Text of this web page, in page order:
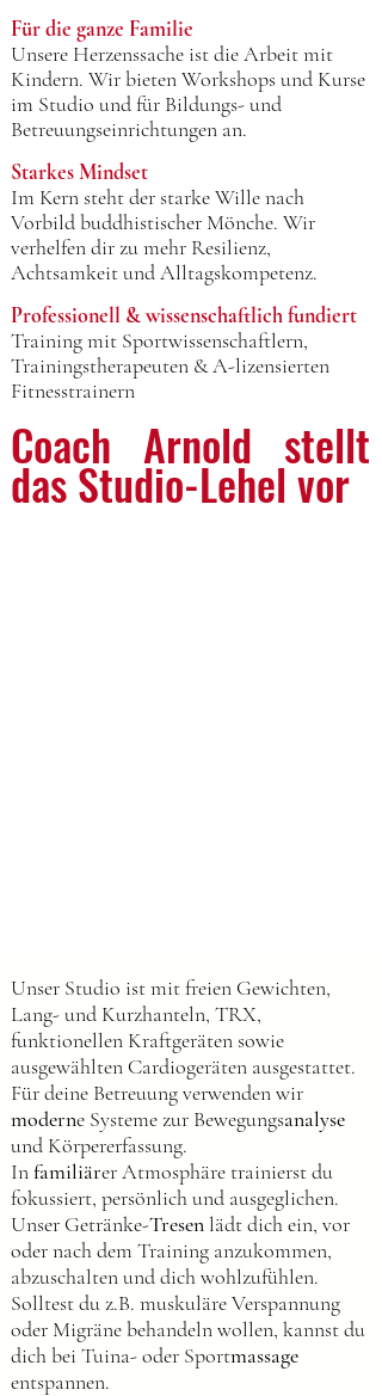
Für die ganze Familie
Unsere Herzenssache ist die Arbeit mit
Kindern. Wir bieten Workshops und Kurse
im Studio und für Bildungs- und
Betreuungseinrichtungen an.
Starkes Mindset
Im Kern steht der starke Wille nach
Vorbild buddhistischer Mönche. Wir
verhelfen dir zu mehr Resilienz,
Achtsamkeit und Alltagskompetenz.
Professionell & wissenschaftlich fundiert
Training mit Sportwissenschaftlern,
Trainingstherapeuten & A-lizensierten
Fitnesstrainern
Coach Arnold stellt
das Studio-Lehel vor
Unser Studio ist mit freien Gewichten,
Lang- und Kurzhanteln, TRX,
funktionellen Kraftgeräten sowie
ausgewählten Cardiogeräten ausgestattet.
Für deine Betreuung verwenden wir
moderne Systeme zur Bewegungsanalyse
und Körpererfassung.
Infamiliärer Atmosphäre trainierst du
fokussiert, persönlich und ausgeglichen.
Unser Getränke-Tresenlädt dich ein, vor
oder nach dem Training anzukommen,
abzuschalten und dich wohlzufühlen.
Solltest du z.B. muskuläre Verspannung
oder Migräne behandeln wollen, kannst du
dich bei Tuina- oder Sportmassage
entspannen.